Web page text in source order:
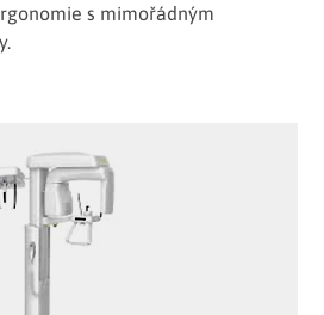
s mimořádným